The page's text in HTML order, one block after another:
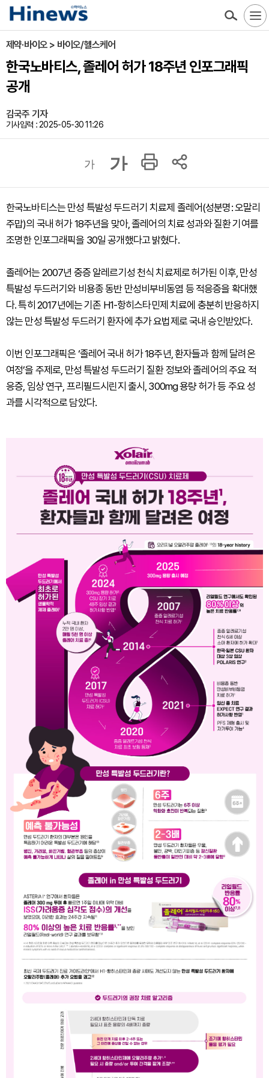
제약·바이오 > 바이오/헬스케어
한국노바티스, 졸레어 허가 18주년 인포그래픽
공개
김국주 기자
기사입력 : 2025-05-30 11:26
가 가
한국노바티스는 만성 특발성 두드러기 치료제 졸레어(성분명: 오말리
주맙)의 국내 허가 18주년을 맞아, 졸레어의 치료 성과와 질환 기여를
조명한 인포그래픽을 30일 공개했다고 밝혔다.
졸레어는 2007년 중증 알레르기성 천식 치료제로 허가된 이후, 만성
특발성 두드러기와 비용종 동반 만성비부비동염 등 적응증을 확대했
다. 특히 2017년에는 기존 H1-항히스타민제 치료에 충분히 반응하지
않는 만성 특발성 두드러기 환자에 추가 요법제로 국내 승인받았다.
이번 인포그래픽은 ‘졸레어 국내 허가 18주년, 환자들과 함께 달려온
여정’을 주제로, 만성 특발성 두드러기 질환 정보와 졸레어의 주요 적
응증, 임상 연구, 프리필드시린지 출시, 300mg 용량 허가 등 주요 성
과를 시각적으로 담았다.